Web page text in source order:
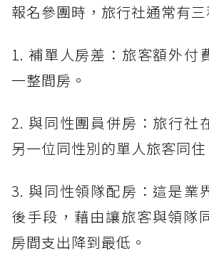
報名參團時，旅行社通常有三
1. 補單人房差：旅客額外付
一整間房。
2. 與同性團員併房：旅行社
另一位同性別的單人旅客同住
3. 與同性領隊配房：這是業
後手段，藉由讓旅客與領隊
房間支出降到最低。